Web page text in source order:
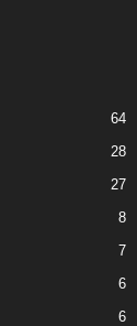
64
28
27
8
7
6
6